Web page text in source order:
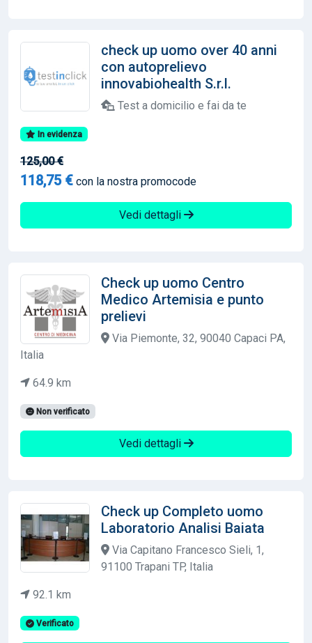
check up uomo over 40 anni
con autoprelievo
innovabiohealth S.r.l.
Test a domicilio e fai da te
In evidenza
125,00 €
118,75 € con la nostra promocode
Vedi dettagli
Check up uomo Centro
Medico Artemisia e punto
prelievi
Via Piemonte, 32, 90040 Capaci PA,
Italia
64.9 km
Non verificato
Vedi dettagli
Check up Completo uomo
Laboratorio Analisi Baiata
Via Capitano Francesco Sieli, 1,
91100 Trapani TP, Italia
92.1 km
Verificato